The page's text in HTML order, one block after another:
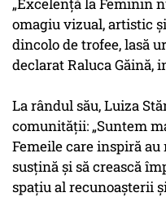
omagiu vizual, artistic
dincolo de trofee, lasă
declarat Raluca Găină,
La rândul său, Luiza
comunității: „Suntem
Femeile care inspiră au
susțină și să crească
spațiu al recunoașterii